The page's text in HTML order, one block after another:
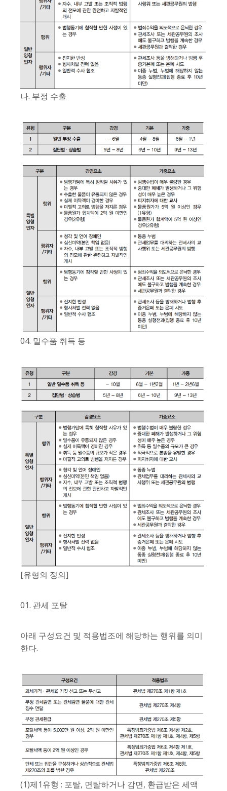
나. 부정 수출
04. 밀수품 취득 등
[유형의 정의]
01. 관세 포탈
아래 구성요건 및 적용법조에 해당하는 행위를 의미
한다.
(1)제1유형 : 포탈, 면탈하거나 감면, 환급받은 세액